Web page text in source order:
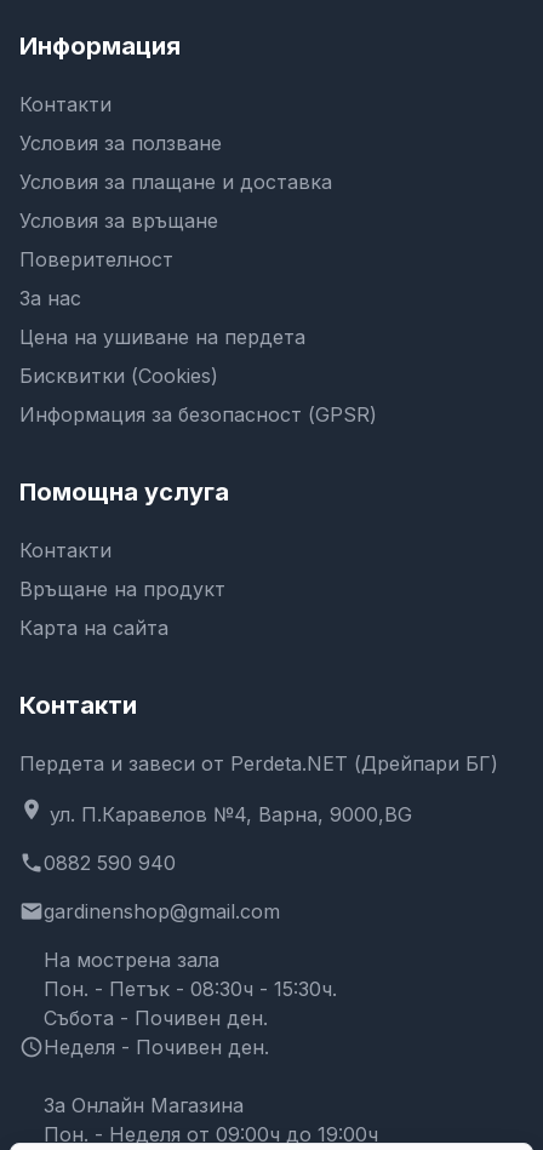
Информация
Контакти
Условия за ползване
Условия за плащане и доставка
Условия за връщане
Поверителност
За нас
Цена на ушиване на пердета
Бисквитки (Cookies)
Информация за безопасност (GPSR)
Помощна услуга
Контакти
Връщане на продукт
Карта на сайта
Контакти
Пердета и завеси от Perdeta.NET (Дрейпари БГ)
location_on ул. П.Каравелов №4, Варна, 9000,BG
phone0882 590 940
emailgardinenshop@gmail.com
schedule
На мострена зала
Пон. - Петък - 08:30ч - 15:30ч.
Събота - Почивен ден.
Неделя - Почивен ден.
За Онлайн Магазина
Пон. - Неделя от 09:00ч до 19:00ч